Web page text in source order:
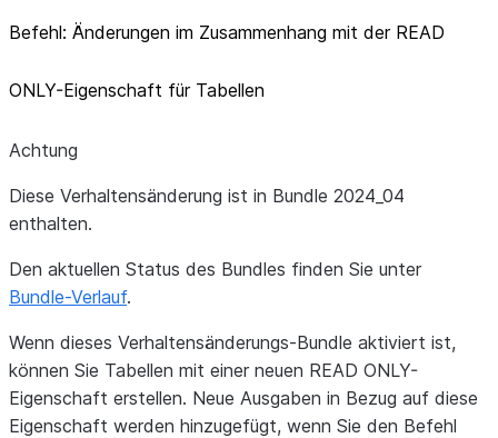
Befehl: Änderungen im Zusammenhang mit der READ
ONLY-Eigenschaft für Tabellen
Achtung
Diese Verhaltensänderung ist in Bundle 2024_04
enthalten.
Den aktuellen Status des Bundles finden Sie unter
Bundle-Verlauf.
Wenn dieses Verhaltensänderungs-Bundle aktiviert ist,
können Sie Tabellen mit einer neuen READ ONLY-
Eigenschaft erstellen. Neue Ausgaben in Bezug auf diese
Eigenschaft werden hinzugefügt, wenn Sie den Befehl